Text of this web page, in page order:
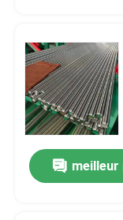
Contrôle de la
Nous contacter
Nouvellesmeilleur